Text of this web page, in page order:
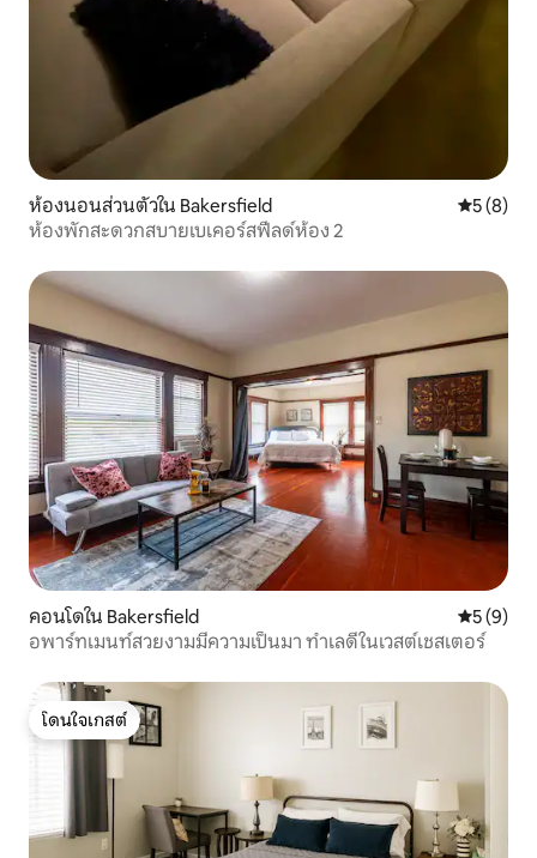
ห้องนอนส่วนตัวใน Bakersfield คะแนนเฉ
5 (8)
ห้องพักสะดวกสบายเบเคอร์สฟีลด์ห้อง 2
คอนโดใน Bakersfield คะแนนเฉ
5 (9)
อพาร์ทเมนท์สวยงามมีความเป็นมา ทำเลดีในเวสต์เชสเตอร์
โดนใจเกสต์
โดนใจเกสต์